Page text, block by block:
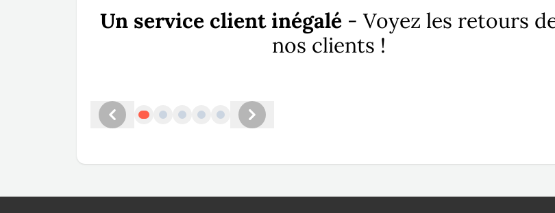
Un service client inégalé - Voyez les retours
nos clients !
Précédent Suivant